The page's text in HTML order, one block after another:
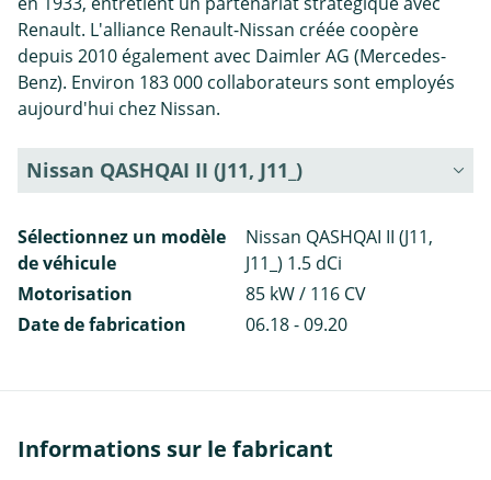
Renault. L'alliance Renault-Nissan créée coopère
depuis 2010 également avec Daimler AG (Mercedes-
Benz). Environ 183 000 collaborateurs sont employés
aujourd'hui chez Nissan.
Nissan QASHQAI II (J11, J11_)
Sélectionnez un modèle
de véhicule
Nissan QASHQAI II (J11,
J11_) 1.5 dCi
Motorisation
85 kW / 116 CV
Date de fabrication
06.18 - 09.20
Informations sur le fabricant